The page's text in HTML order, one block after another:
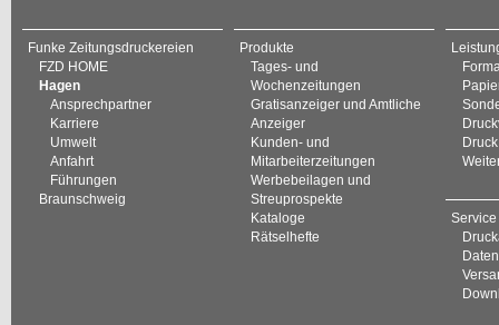
Funke Zeitungsdruckereien
FZD HOME
Hagen
Ansprechpartner
Karriere
Umwelt
Anfahrt
Führungen
Braunschweig
Produkte
Tages- und
Wochenzeitungen
Gratisanzeiger und Amtliche
Anzeiger
Kunden- und
Mitarbeiterzeitungen
Werbebeilagen und
Streuprospekte
Kataloge
Rätselhefte
Druck
Service